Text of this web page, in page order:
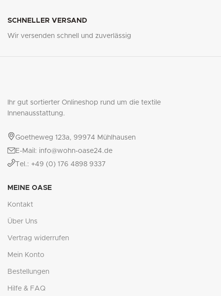
SCHNELLER VERSAND
Wir versenden schnell und zuverlässig
Ihr gut sortierter Onlineshop rund um die textile
Innenausstattung.
Goetheweg 123a, 99974 Mühlhausen
E-Mail: info@wohn-oase24.de
Tel.: +49 (0) 176 4898 9337
MEINE OASE
Kontakt
Über Uns
Vertrag widerrufen
Mein Konto
Bestellungen
Hilfe & FAQ